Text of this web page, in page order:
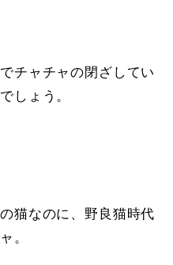
チャチャの閉ざしてい
しょう。
猫なのに、野良猫時代
。